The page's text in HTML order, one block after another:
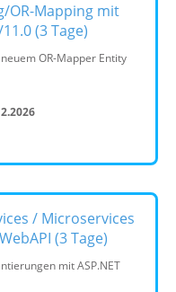
OR-Mapping mit
(3 Tage)
OR-Mapper Entity
/ Microservices
(3 Tage)
mit ASP.NET